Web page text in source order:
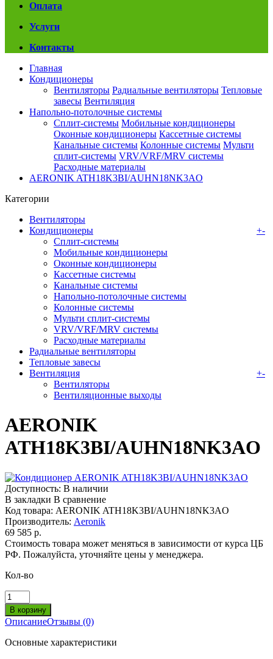
Оплата
Услуги
Контакты
Главная
Кондиционеры
Вентиляторы Радиальные вентиляторы Тепловые
завесы Вентиляция
Напольно-потолочные системы
Сплит-системы Мобильные кондиционеры
Оконные кондиционеры Кассетные системы
Канальные системы Колонные системы Мульти
сплит-системы VRV/VRF/MRV системы
Расходные материалы
AERONIK ATH18K3BI/AUHN18NK3AO
Категории
Вентиляторы
Кондиционеры
+-
Сплит-системы
Мобильные кондиционеры
Оконные кондиционеры
Кассетные системы
Канальные системы
Напольно-потолочные системы
Колонные системы
Мульти сплит-системы
VRV/VRF/MRV системы
Расходные материалы
Радиальные вентиляторы
Тепловые завесы
Вентиляция
+-
Вентиляторы
Вентиляционные выходы
AERONIK
ATH18K3BI/AUHN18NK3AO
Доступность: В наличии
В закладки В сравнение
Код товара: AERONIK ATH18K3BI/AUHN18NK3AO
Производитель: Aeronik
69 585 р.
Стоимость товара может меняться в зависимости от курса ЦБ
РФ. Пожалуйста, уточняйте цены у менеджера.
Кол-во
ОписаниеОтзывы (0)
Основные характеристики